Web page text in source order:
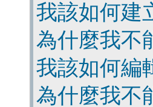
我該如何建
為什麼我不
我該如何編
為什麼我不